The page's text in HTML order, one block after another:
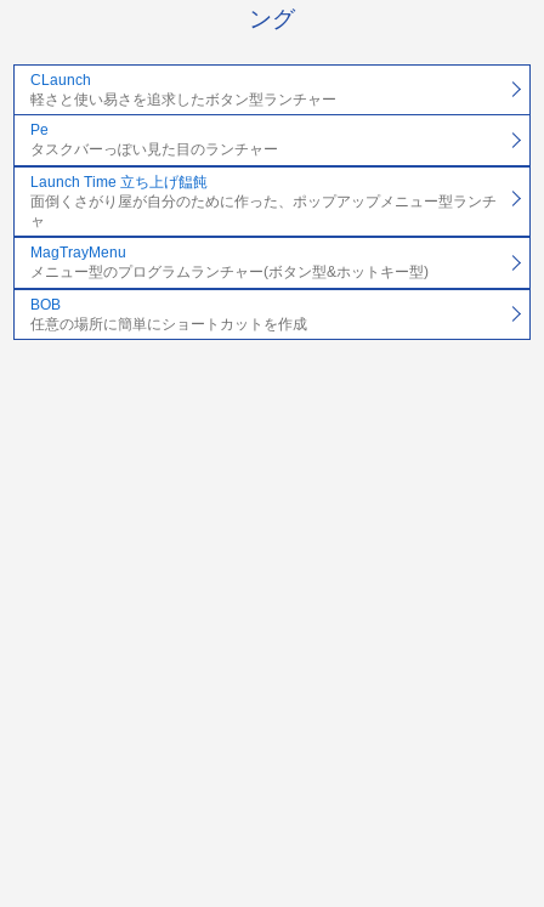
ング
CLaunch
軽さと使い易さを追求したボタン型ランチャー
Pe
タスクバーっぽい見た目のランチャー
Launch Time 立ち上げ饂飩
面倒くさがり屋が自分のために作った、ポップアップメニュー型ランチ
ャ
MagTrayMenu
メニュー型のプログラムランチャー(ボタン型&ホットキー型)
BOB
任意の場所に簡単にショートカットを作成